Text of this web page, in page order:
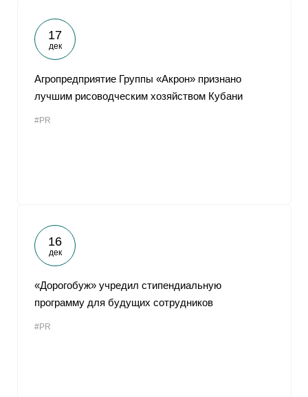
17
дек
Агропредприятие Группы «Акрон» признано
лучшим рисоводческим хозяйством Кубани
#PR
16
дек
«Дорогобуж» учредил стипендиальную
программу для будущих сотрудников
#PR